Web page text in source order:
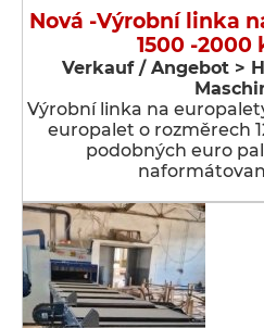
Nová -Výrobní linka
1500 -2000
Verkauf / Angebot >
Výrobní linka na
europalet o rozměrech
podobných euro